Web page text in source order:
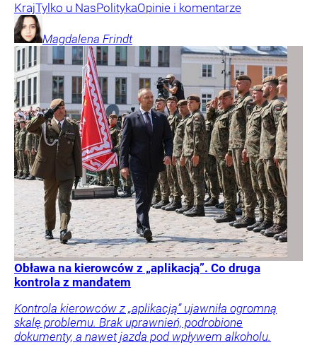
KrajTylko u NasPolitykaOpinie i komentarze
Magdalena Frindt
Obława na kierowców z „aplikacją”. Co druga
kontrola z mandatem
Kontrola kierowców z „aplikacją” ujawniła ogromną
skalę problemu. Brak uprawnień, podrobione
dokumenty, a nawet jazda pod wpływem alkoholu.